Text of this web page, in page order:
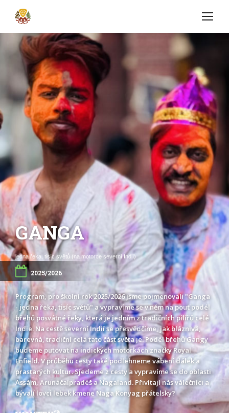
GANGA
jedna řeka, tisíc světů (na motorce severní Indií)
2025/2026
Program, pro školní rok 2025/2026 jsme pojmenovali "Ganga
- jedna řeka, tisíc světů" a vypravíme se v něm na pouť podél
břehů posvátné řeky, která je jedním z tradičních pilířů celé
Indie. Na cestě severní Indií se přesvědčíme, jak bláznivá,
barevná, tradiční celá tato část světa je. Podél břehů Gangy
budeme putovat na indických motorkách značky Royal
Enfield. V průběhu cesty také podlehneme vábení dálek a
prastarých kultur. Sjedeme z cesty a vypravíme se do oblasti
Assám, Arunáčalpradéš a Nagaland. Přivítají nás válečníci a
bývalí lovci lebek kmene Naga Konyag přátelsky?